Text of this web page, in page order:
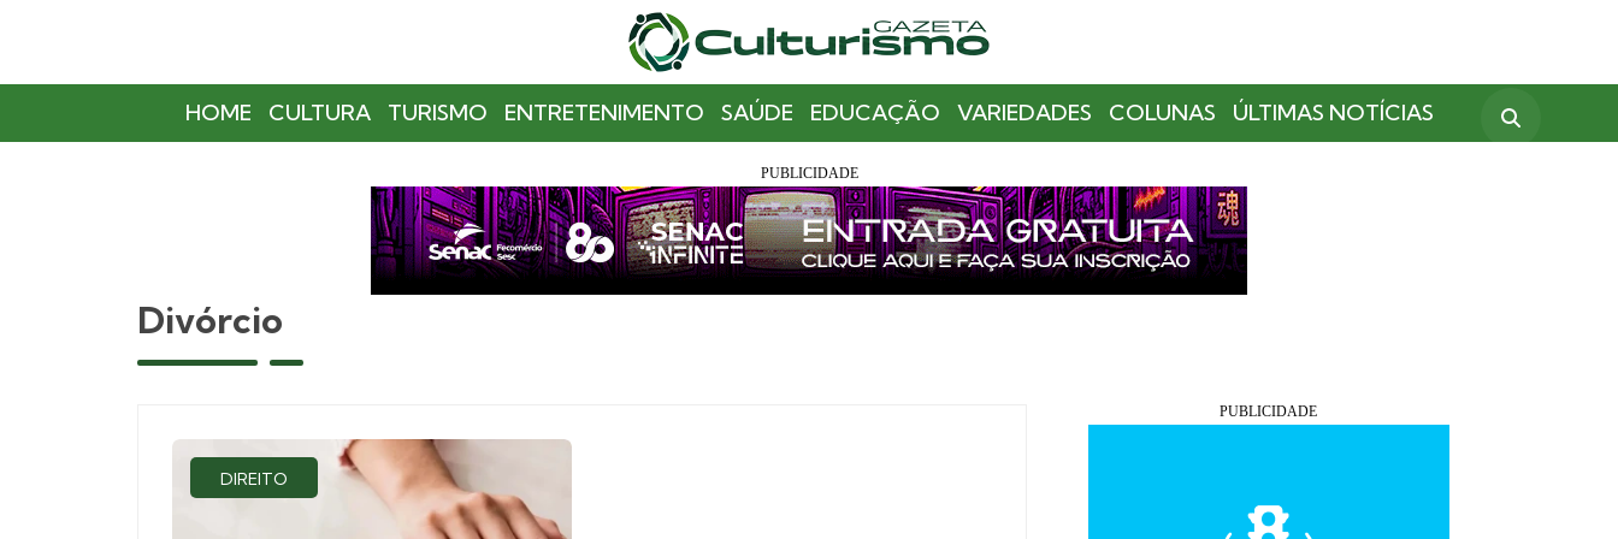
HOME CULTURA TURISMO ENTRETENIMENTO SAÚDE EDUCAÇÃO VARIEDADES COLUNAS ÚLTIMAS NOTÍCIAS
Divórcio
DIREITO